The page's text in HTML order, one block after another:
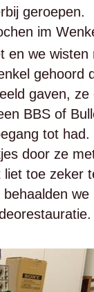
im
en we wisten
gehoord
gaven,
BBS of
tot had.
door ze
toe zeker